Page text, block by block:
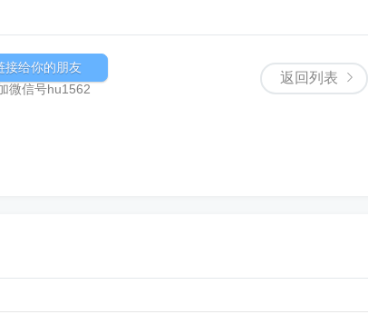
返回列表
接给你的朋友
微信号hu1562